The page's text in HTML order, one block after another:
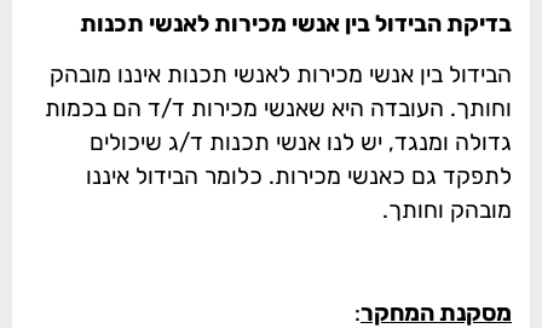
בדיקת הבידול בין אנשי מכירות לאנשי תכנות
הבידול בין אנשי מכירות לאנשי תכנות איננו מובהק
וחותך. העובדה היא שאנשי מכירות ד/ד הם בכמות
גדולה ומנגד, יש לנו אנשי תכנות ד/ג שיכולים
לתפקד גם כאנשי מכירות. כלומר הבידול איננו
מובהק וחותך.
מסקנת המחקר: